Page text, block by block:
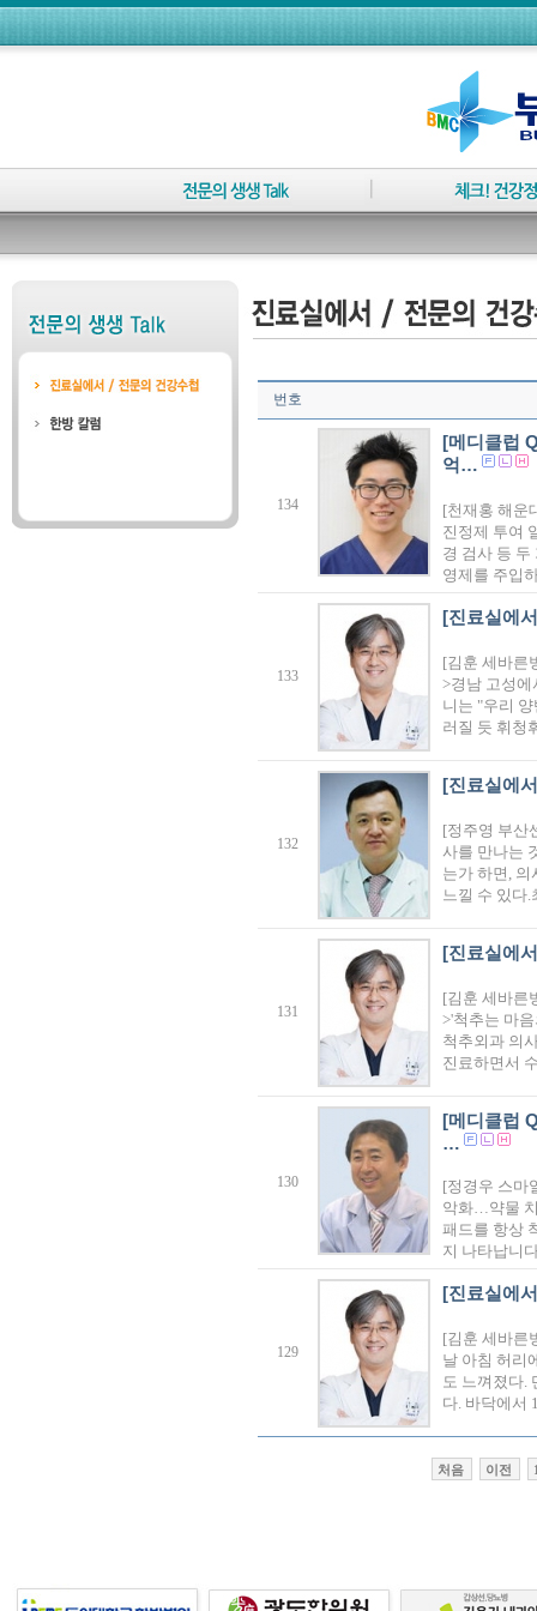
번호
134
[메디클럽
억…
[천재홍 해운
진정제 투여
경 검사 등
영제를 주입
133
[진료실에
[김훈 세바른
>경남 고성에
니는 "우리
러질 듯 휘청
132
[진료실에
[정주영 부산
사를 만나는
는가 하면,
느낄 수 있다
131
[진료실에
[김훈 세바른
>'척추는 마
척추외과 의
진료하면서
130
[메디클럽
…
[정경우 스마
악화…약물
패드를 항상
지 나타납니
129
[진료실에
[김훈 세바른
날 아침 허리
도 느껴졌다.
다. 바닥에서
처음 이전